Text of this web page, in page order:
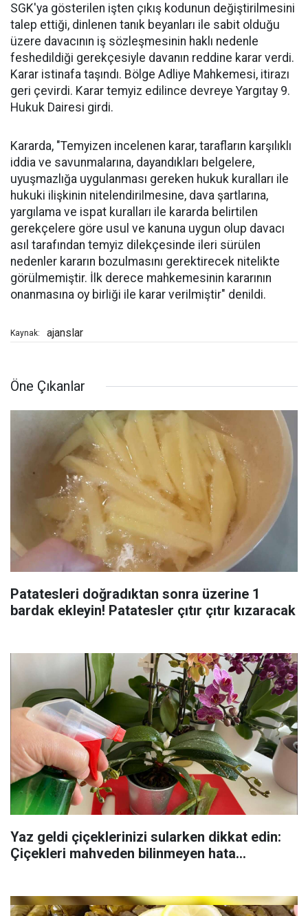
SGK'ya gösterilen işten çıkış kodunun değiştirilmesini
talep ettiği, dinlenen tanık beyanları ile sabit olduğu
üzere davacının iş sözleşmesinin haklı nedenle
feshedildiği gerekçesiyle davanın reddine karar verdi.
Karar istinafa taşındı. Bölge Adliye Mahkemesi, itirazı
geri çevirdi. Karar temyiz edilince devreye Yargıtay 9.
Hukuk Dairesi girdi.
Kararda, "Temyizen incelenen karar, tarafların karşılıklı
iddia ve savunmalarına, dayandıkları belgelere,
uyuşmazlığa uygulanması gereken hukuk kuralları ile
hukuki ilişkinin nitelendirilmesine, dava şartlarına,
yargılama ve ispat kuralları ile kararda belirtilen
gerekçelere göre usul ve kanuna uygun olup davacı
asıl tarafından temyiz dilekçesinde ileri sürülen
nedenler kararın bozulmasını gerektirecek nitelikte
görülmemiştir. İlk derece mahkemesinin kararının
onanmasına oy birliği ile karar verilmiştir" denildi.
Kaynak: ajanslar
Öne Çıkanlar
Patatesleri doğradıktan sonra üzerine 1
bardak ekleyin! Patatesler çıtır çıtır kızaracak
Yaz geldi çiçeklerinizi sularken dikkat edin:
Çiçekleri mahveden bilinmeyen hata...